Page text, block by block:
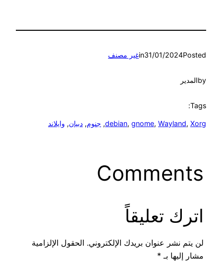
Posted
31/01/2024
inغير مصنف
byالمدير
Tags:
debian, gnome, Wayland, Xorg
, جنوم, دبيان, وايلاند
Comments
اترك تعليقاً
لن يتم نشر عنوان بريدك الإلكتروني. الحقول الإلزامية
مشار إليها بـ *